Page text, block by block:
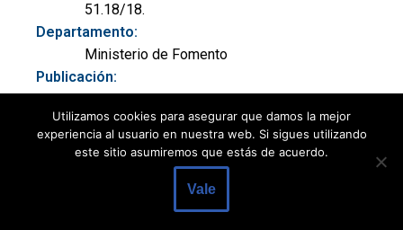
51.18/18.
Departamento:
Ministerio de Fomento
Publicación:
(2 páginas)
Modalidad:
Formalización contrato
Utilizamos cookies para asegurar que damos la mejor
experiencia al usuario en nuestra web. Si sigues utilizando
este sitio asumiremos que estás de acuerdo.
Vale